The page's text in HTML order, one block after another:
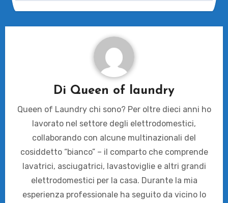
Di Queen of laundry
Queen of Laundry chi sono? Per oltre dieci anni ho
lavorato nel settore degli elettrodomestici,
collaborando con alcune multinazionali del
cosiddetto “bianco” – il comparto che comprende
lavatrici, asciugatrici, lavastoviglie e altri grandi
elettrodomestici per la casa. Durante la mia
esperienza professionale ha seguito da vicino lo